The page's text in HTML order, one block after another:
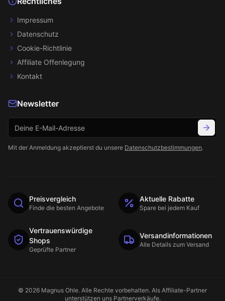
Impressum
Datenschutz
Cookie-Richtlinie
Affiliate Offenlegung
Kontakt
Newsletter
Mit der Anmeldung akzeptierst du unsere Datenschutzbestimmungen.
Preisvergleich
Finde die besten Angebote
Aktuelle Rabatte
Spare bei jedem Kauf
Vertrauenswürdige
Shops
Geprüfte Partner
Versandinformationen
Alle Details zum Versand
© 2026 Magnus Ohle. Alle Rechte vorbehalten. Als Affiliate-Partner
unterstützen uns Partnerverkäufe.